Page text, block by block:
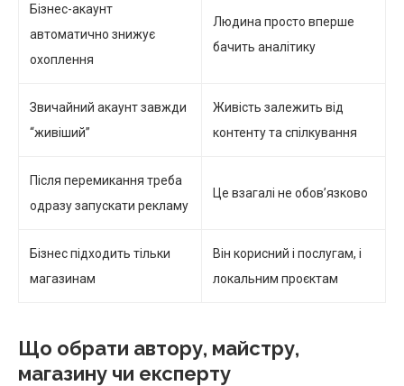
Бізнес-акаунт
автоматично знижує
охоплення
Людина просто вперше
бачить аналітику
Звичайний акаунт завжди
“живіший”
Живість залежить від
контенту та спілкування
Після перемикання треба
одразу запускати рекламу
Це взагалі не обов’язково
Бізнес підходить тільки
магазинам
Він корисний і послугам, і
локальним проєктам
Що обрати автору, майстру,
магазину чи експерту